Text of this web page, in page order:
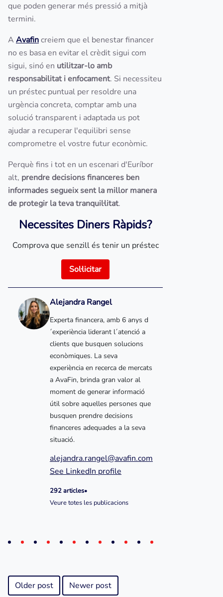
que poden generar més pressió a mitjà
termini.
A Avafincreiem que el benestar financer
no es basa en evitar el crèdit sigui com
sigui, sinó en utilitzar-lo amb
responsabilitat i enfocament. Si necessiteu
un préstec puntual per resoldre una
urgència concreta, comptar amb una
solució transparent i adaptada us pot
ajudar a recuperar l'equilibri sense
comprometre el vostre futur econòmic.
Perquè fins i tot en un escenari d'Euríbor
alt, prendre decisions financeres ben
informades segueix sent la millor manera
de protegir la teva tranquil·litat.
Necessites Diners Ràpids?
Comprova que senzill és tenir un préstec
Sol·licitar
Alejandra Rangel
Experta financera, amb 6 anys d
´experiència liderant l´atenció a
clients que busquen solucions
econòmiques. La seva
experiència en recerca de mercats
a AvaFin, brinda gran valor al
moment de generar informació
útil sobre aquelles persones que
busquen prendre decisions
financeres adequades a la seva
situació.
alejandra.rangel@avafin.com
See LinkedIn profile
292 articles•
Veure totes les publicacions
Older post Newer post